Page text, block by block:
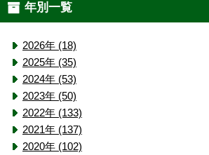
年別一覧
2026年 (18)
2025年 (35)
2024年 (53)
2023年 (50)
2022年 (133)
2021年 (137)
2020年 (102)